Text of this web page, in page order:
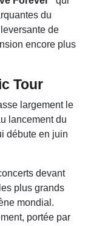
du
de
encore plus
Tour
largement le
lancement du
débute en juin
devant
plus grands
mondial.
portée par